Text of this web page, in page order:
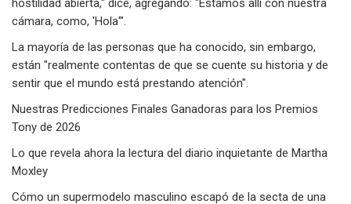
cámara, como, 'Hola'".
La mayoría de las personas que ha conocido, sin embargo,
están "realmente contentas de que se cuente su historia y de
sentir que el mundo está prestando atención".
Nuestras Predicciones Finales Ganadoras para los Premios
Tony de 2026
Lo que revela ahora la lectura del diario inquietante de Martha
Moxley
Cómo un supermodelo masculino escapó de la secta de una